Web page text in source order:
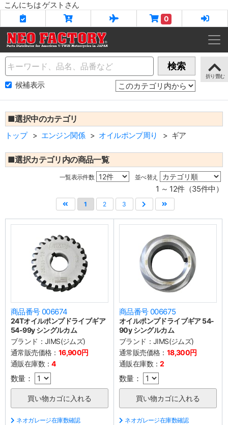
こんにちは ゲストさん
0
Name 検索
候補表示
■選択中のカテゴリ
トップ エンジン関係 オイルポンプ周り ギア
■選択カテゴリ内の商品一覧
一覧表示件数 並べ替え
1 ～ 12件（35件中）
1 2 3
商品番号 006674
24Tオイルポンプドライブギア
54-99y シングルカム
ブランド： JIMS(ジムズ)
通常販売価格： 16,900円
通販在庫数：4
数量：
ネオガレージ在庫数確認
商品番号 006675
オイルポンプドライブギア 54-
90y シングルカム
ブランド： JIMS(ジムズ)
通常販売価格： 18,300円
通販在庫数：2
数量：
ネオガレージ在庫数確認